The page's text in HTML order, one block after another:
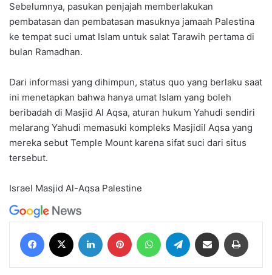
Sebelumnya, pasukan penjajah memberlakukan
pembatasan dan pembatasan masuknya jamaah Palestina
ke tempat suci umat Islam untuk salat Tarawih pertama di
bulan Ramadhan.
Dari informasi yang dihimpun, status quo yang berlaku saat
ini menetapkan bahwa hanya umat Islam yang boleh
beribadah di Masjid Al Aqsa, aturan hukum Yahudi sendiri
melarang Yahudi memasuki kompleks Masjidil Aqsa yang
mereka sebut Temple Mount karena sifat suci dari situs
tersebut.
Israel Masjid Al-Aqsa Palestine
Facebook LinkedIn Pinterest WhatsAppTelegram Share via Email